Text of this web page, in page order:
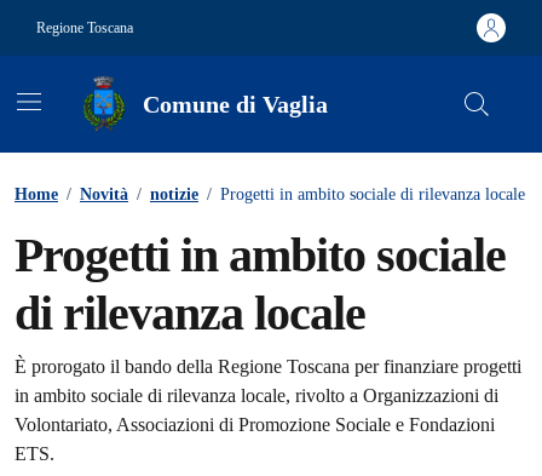
Regione Toscana
Comune di Vaglia
Home / Novità / notizie / Progetti in ambito sociale di rilevanza locale
Progetti in ambito sociale
di rilevanza locale
Dettagli della notizia
È prorogato il bando della Regione Toscana per finanziare progetti
in ambito sociale di rilevanza locale, rivolto a Organizzazioni di
Volontariato, Associazioni di Promozione Sociale e Fondazioni
ETS.